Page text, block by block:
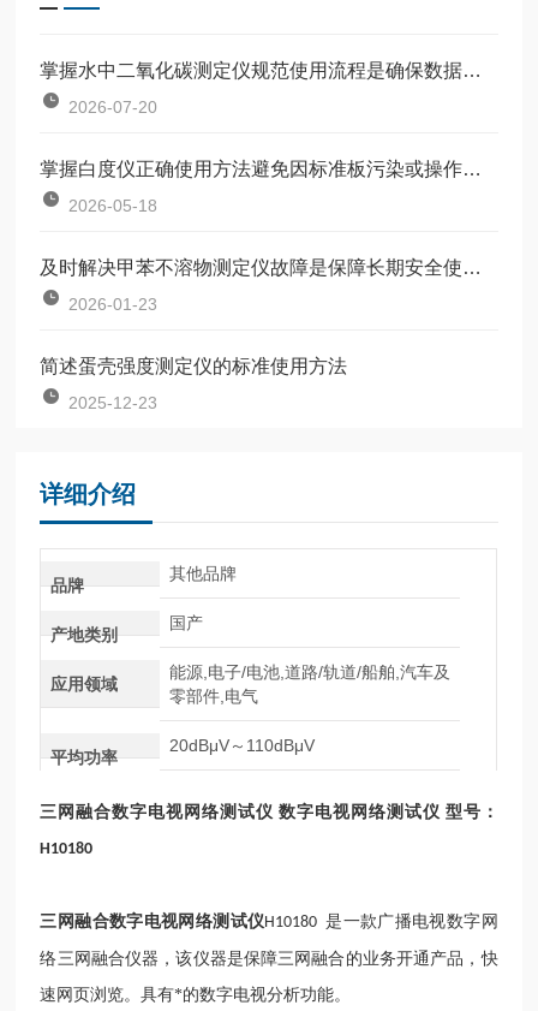
掌握水中二氧化碳测定仪规范使用流程是确保数据准确可靠的前提
2026-07-20
掌握白度仪正确使用方法避免因标准板污染或操作不规范引入误差
2026-05-18
及时解决甲苯不溶物测定仪故障是保障长期安全使用的关键
2026-01-23
简述蛋壳强度测定仪的标准使用方法
2025-12-23
详细介绍
品牌
其他品牌
产地类别
国产
应用领域
能源,电子/电池,道路/轨道/船舶,汽车及
零部件,电气
平均功率
20dBμV～110dBμV
三网融合数字电视网络测试仪 数字电视网络测试仪 型号：
H10180
三网融合数字电视网络测试仪 H10180是一款广播电视数字网
络三网融合仪器，该仪器是保障三网融合的业务开通产品，快
速网页浏览。具有*的数字电视分析功能。